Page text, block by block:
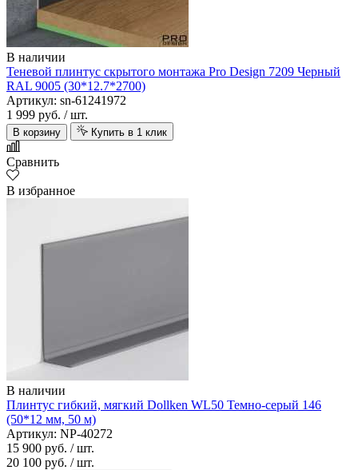
В наличии
Теневой плинтус скрытого монтажа Pro Design 7209 Черный
RAL 9005 (30*12.7*2700)
Артикул: sn-61241972
1 999 руб. / шт.
В корзину Купить в 1 клик
Сравнить
В избранное
В наличии
Плинтус гибкий, мягкий Dollken WL50 Темно-серый 146
(50*12 мм, 50 м)
Артикул: NP-40272
15 900 руб. / шт.
20 100 руб. / шт.